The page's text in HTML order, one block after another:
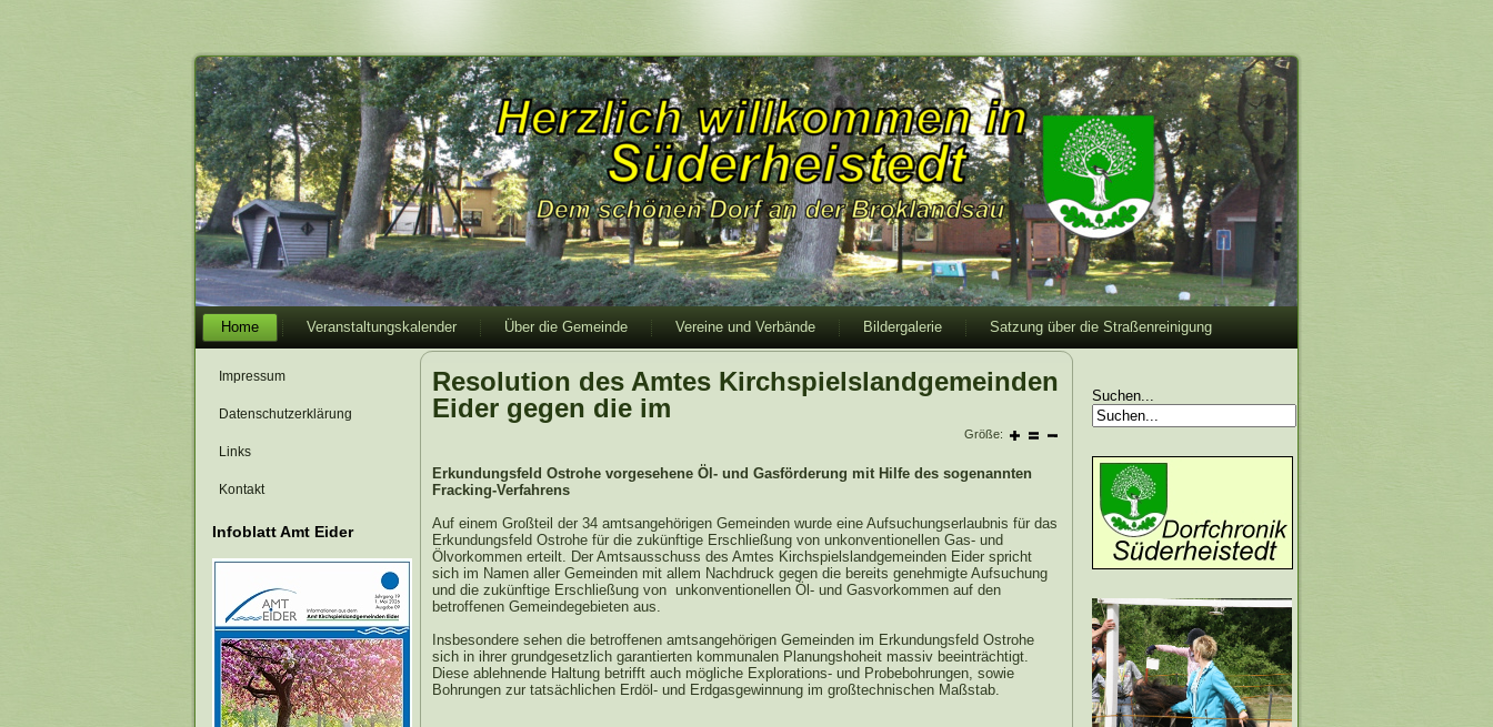
Home Veranstaltungskalender Über die Gemeinde Vereine und Verbände Bildergalerie Satzung über die Straßenreinigung
Impressum
Datenschutzerklärung
Links
Kontakt
Infoblatt Amt Eider
Resolution des Amtes Kirchspielslandgemeinden
Eider gegen die im
Größe:
Erkundungsfeld Ostrohe vorgesehene Öl- und Gasförderung mit Hilfe des sogenannten
Fracking-Verfahrens
Auf einem Großteil der 34 amtsangehörigen Gemeinden wurde eine Aufsuchungserlaubnis für das
Erkundungsfeld Ostrohe für die zukünftige Erschließung von unkonventionellen Gas- und
Ölvorkommen erteilt. Der Amtsausschuss des Amtes Kirchspielslandgemeinden Eider spricht
sich im Namen aller Gemeinden mit allem Nachdruck gegen die bereits genehmigte Aufsuchung
und die zukünftige Erschließung von unkonventionellen Öl- und Gasvorkommen auf den
betroffenen Gemeindegebieten aus.
Insbesondere sehen die betroffenen amtsangehörigen Gemeinden im Erkundungsfeld Ostrohe
sich in ihrer grundgesetzlich garantierten kommunalen Planungshoheit massiv beeinträchtigt.
Diese ablehnende Haltung betrifft auch mögliche Explorations- und Probebohrungen, sowie
Bohrungen zur tatsächlichen Erdöl- und Erdgasgewinnung im großtechnischen Maßstab.
Suchen...